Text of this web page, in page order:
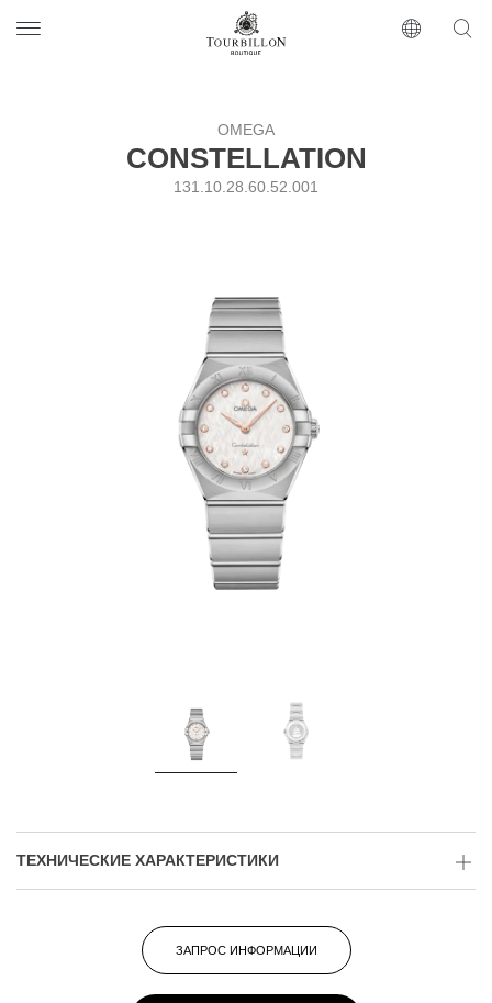
https://www.tourbillon.com/ru
OMEGA
CONSTELLATION
131.10.28.60.52.001
ТЕХНИЧЕСКИЕ ХАРАКТЕРИСТИКИ
ЗАПРОС ИНФОРМАЦИИ